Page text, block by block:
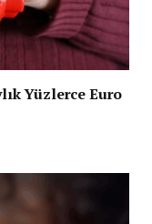
Yüzlerce Euro